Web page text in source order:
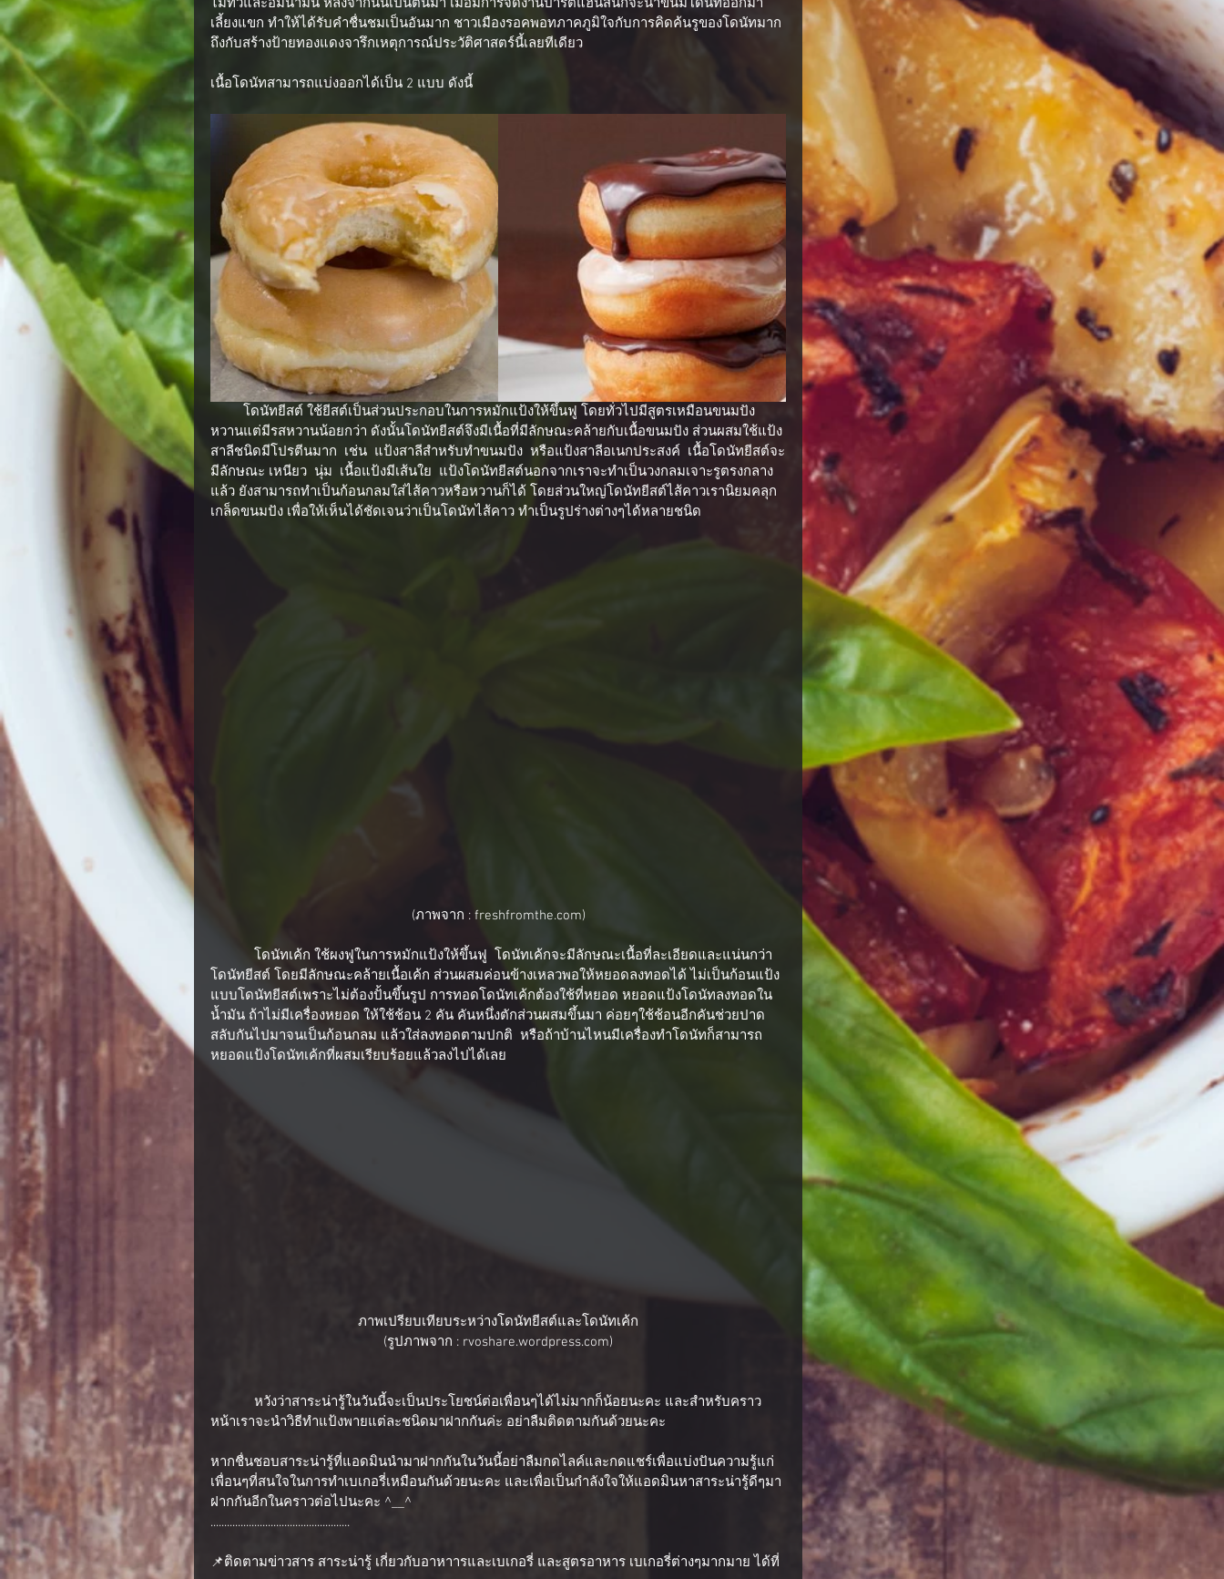
ไม่ทั่วและอมน้ำมัน หลังจากนั้นเป็นต้นมา เมื่อมีการจัดงานปาร์ตี้แฮนสันก็จะนำขนมโดนัทออกมา
เลี้ยงแขก ทำให้ได้รับคำชื่นชมเป็นอันมาก ชาวเมืองรอคพอทภาคภูมิใจกับการคิดค้นรูของโดนัทมาก
ถึงกับสร้างป้ายทองแดงจารึกเหตุการณ์ประวัติศาสตร์นี้เลยทีเดียว
เนื้อโดนัทสามารถแบ่งออกได้เป็น 2 แบบ ดังนี้
หวานแต่มีรสหวานน้อยกว่า ดังนั้นโดนัทยีสต์จึงมีเนื้อที่มีลักษณะคล้ายกับเนื้อขนมปัง ส่วนผสมใช้แป้ง
สาลีชนิดมีโปรตีนมาก  เช่น  แป้งสาลีสำหรับทำขนมปัง  หรือแป้งสาลีอเนกประสงค์  เนื้อโดนัทยีสต์จะ
มีลักษณะ เหนียว  นุ่ม  เนื้อแป้งมีเส้นใย  แป้งโดนัทยีสต์นอกจากเราจะทำเป็นวงกลมเจาะรูตรงกลาง
แล้ว ยังสามารถทำเป็นก้อนกลมใส่ไส้คาวหรือหวานก็ได้ โดยส่วนใหญ่โดนัทยีสต์ไส้คาวเรานิยมคลุก
เกล็ดขนมปัง เพื่อให้เห็นได้ชัดเจนว่าเป็นโดนัทไส้คาว ทำเป็นรูปร่างต่างๆได้หลายชนิด
(ภาพจาก : freshfromthe.com)
โดนัทยีสต์ โดยมีลักษณะคล้ายเนื้อเค้ก ส่วนผสมค่อนข้างเหลวพอให้หยอดลงทอดได้ ไม่เป็นก้อนแป้ง
แบบโดนัทยีสต์เพราะไม่ต้องปั้นขึ้นรูป การทอดโดนัทเค้กต้องใช้ที่หยอด หยอดแป้งโดนัทลงทอดใน
น้ำมัน ถ้าไม่มีเครื่องหยอด ให้ใช้ช้อน 2 คัน คันหนึ่งตักส่วนผสมขึ้นมา ค่อยๆใช้ช้อนอีกคันช่วยปาด
สลับกันไปมาจนเป็นก้อนกลม แล้วใส่ลงทอดตามปกติ  หรือถ้าบ้านไหนมีเครื่องทำโดนัทก็สามารถ
หยอดแป้งโดนัทเค้กที่ผสมเรียบร้อยแล้วลงไปได้เลย
ภาพเปรียบเทียบระหว่างโดนัทยีสต์และโดนัทเค้ก
(รูปภาพจาก : rvoshare.wordpress.com)
หน้าเราจะนำวิธีทำแป้งพายแต่ละชนิดมาฝากกันค่ะ อย่าลืมติดตามกันด้วยนะคะ
หากชื่นชอบสาระน่ารู้ที่แอดมินนำมาฝากกันในวันนี้อย่าลืมกดไลค์และกดแชร์เพื่อแบ่งปันความรู้แก่
เพื่อนๆที่สนใจในการทำเบเกอรี่เหมือนกันด้วยนะคะ และเพื่อเป็นกำลังใจให้แอดมินหาสาระน่ารู้ดีๆมา
ฝากกันอีกในคราวต่อไปนะคะ ^__^
...................................................
📌ติดตามข่าวสาร สาระน่ารู้ เกี่ยวกับอาหาารและเบเกอรี่ และสูตรอาหาร เบเกอรี่ต่างๆมากมาย ได้ที่